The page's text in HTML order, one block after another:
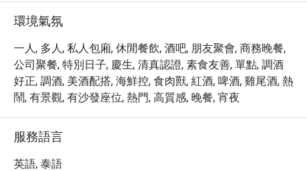
的悠閒時光。
・ 透過 Eatigo 預訂 Kee Sky Lounge Rooftop，最高可享 5
折優惠，讓您的頂級用餐體驗更加物超所值。
環境氣氛
一人, 多人, 私人包廂, 休閒餐飲, 酒吧, 朋友聚會, 商務晚餐,
公司聚餐, 特別日子, 慶生, 清真認證, 素食友善, 單點, 調酒
好正, 調酒, 美酒配搭, 海鮮控, 食肉獸, 紅酒, 啤酒, 雞尾酒, 熱
鬧, 有景觀, 有沙發座位, 熱門, 高質感, 晚餐, 宵夜
服務語言
英語, 泰語